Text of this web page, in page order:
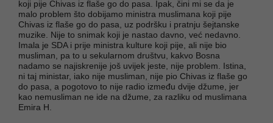
koji pije Chivas iz flaše go do pasa. Ipak, čini mi se da je
malo problem što dobijamo ministra muslimana koji pije
Chivas iz flaše go do pasa, uz podršku i pratnju šejtanske
muzike. Nije to snimak koji je nastao davno, već nedavno.
Imala je SDA i prije ministra kulture koji pije, ali nije bio
musliman, pa to u sekularnom društvu, kakvo Bosna
nadamo se najiskrenije još uvijek jeste, nije problem. Istina,
ni taj ministar, iako nije musliman, nije pio Chivas iz flaše go
do pasa, a pogotovo to nije radio između dvije džume, jer
kao nemusliman ne ide na džume, za razliku od muslimana
Emira H.